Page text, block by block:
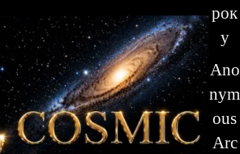
рок
у
Ano
nym
ous
Arc